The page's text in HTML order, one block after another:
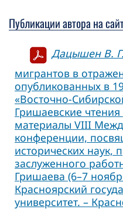
Публикации автора на
Дацышен В. Г.
мигрантов в
опубликованных в
«Восточно-
Гришаевские
материалы VIII
конференции,
исторических наук,
заслуженного
Гришаева (6–7
Красноярский
университет. –